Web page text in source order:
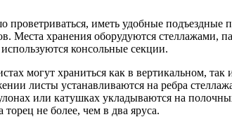
проветриваться, иметь удобные подъездные
Места хранения оборудуются
консольные секции.
могут храниться как в вертикальном,
листы устанавливаются на ребра
или катушках укладываются на
не более, чем в два яруса.